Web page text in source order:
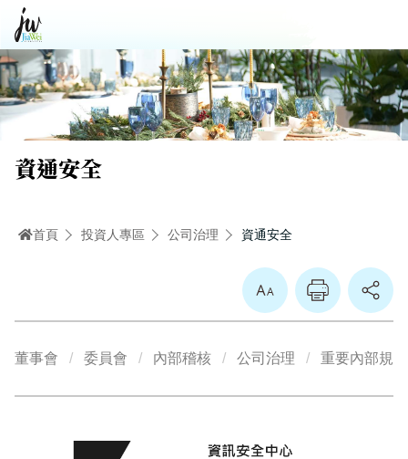
資通安全
首頁 投資人專區 公司治理 資通安全
放大
董事會 委員會 內部稽核 公司治理 重要內部規章